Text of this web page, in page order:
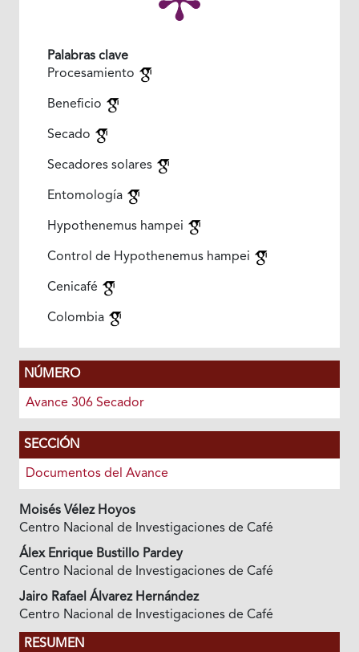
Palabras clave
Procesamiento
Beneficio
Secado
Secadores solares
Entomología
Hypothenemus hampei
Control de Hypothenemus hampei
Cenicafé
Colombia
NÚMERO
Avance 306 Secador
SECCIÓN
Documentos del Avance
Moisés Vélez Hoyos
Centro Nacional de Investigaciones de Café
Álex Enrique Bustillo Pardey
Centro Nacional de Investigaciones de Café
Jairo Rafael Álvarez Hernández
Centro Nacional de Investigaciones de Café
RESUMEN